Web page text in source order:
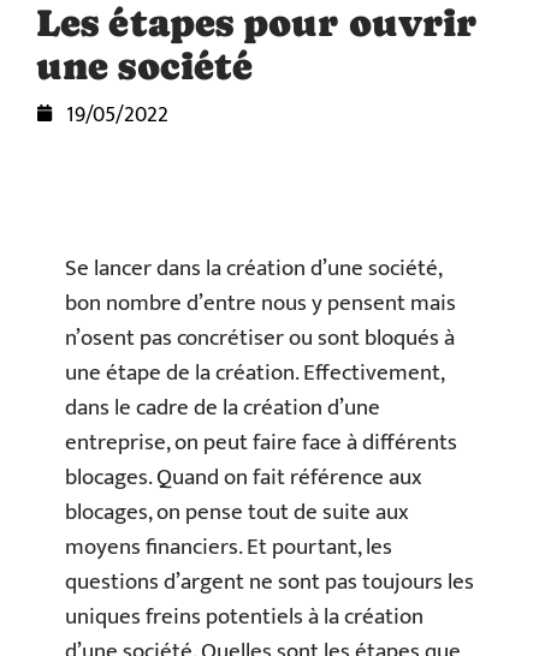
Les étapes pour ouvrir
une société
19/05/2022
Se lancer dans la création d’une société,
bon nombre d’entre nous y pensent mais
n’osent pas concrétiser ou sont bloqués à
une étape de la création. Effectivement,
dans le cadre de la création d’une
entreprise, on peut faire face à différents
blocages. Quand on fait référence aux
blocages, on pense tout de suite aux
moyens financiers. Et pourtant, les
questions d’argent ne sont pas toujours les
uniques freins potentiels à la création